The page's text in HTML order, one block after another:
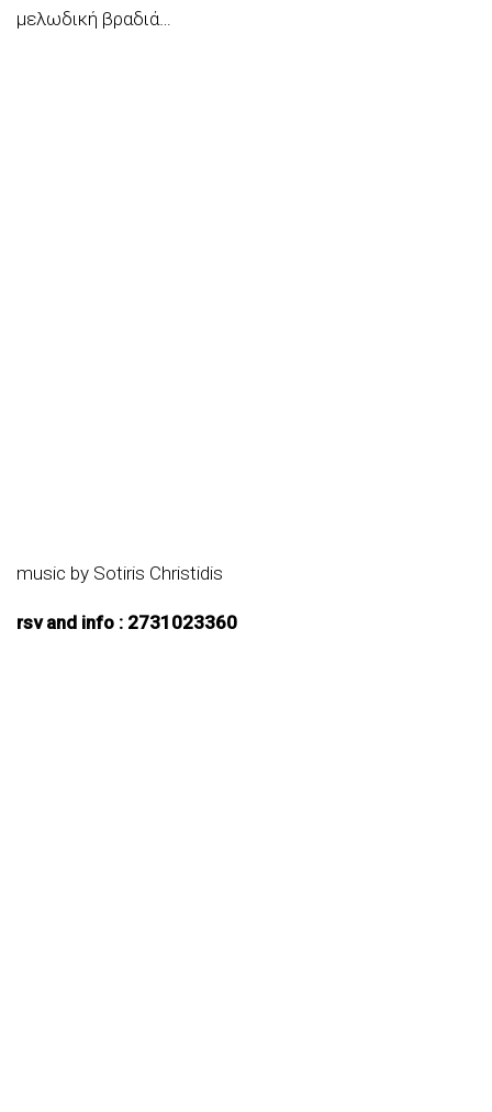
μελωδική βραδιά…
music by Sotiris Christidis
rsv and info : 2731023360